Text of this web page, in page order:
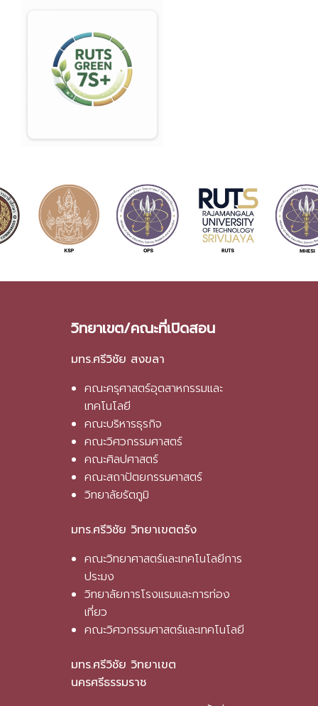
วิทยาเขต/คณะที่เปิดสอน
มทร.ศรีวิชัย สงขลา
คณะครุศาสตร์อุตสาหกรรมและ
เทคโนโลยี
คณะบริหารธุรกิจ
คณะวิศวกรรมศาสตร์
คณะศิลปศาสตร์
คณะสถาปัตยกรรมศาสตร์
วิทยาลัยรัตภูมิ
มทร.ศรีวิชัย วิทยาเขตตรัง
คณะวิทยาศาสตร์และเทคโนโลยีการ
ประมง
วิทยาลัยการโรงแรมและการท่อง
เที่ยว
คณะวิศวกรรมศาสตร์และเทคโนโลยี
มทร.ศรีวิชัย วิทยาเขต
นครศรีธรรมราช